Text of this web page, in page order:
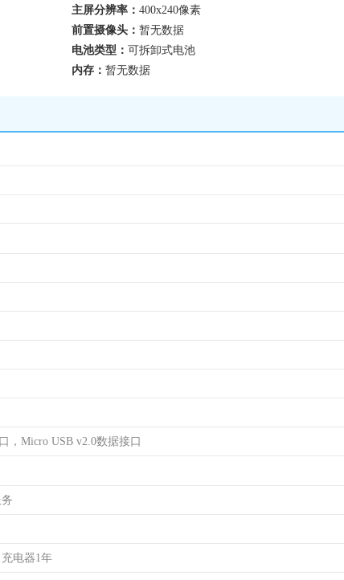
主屏分辨率： 400x240像素
前置摄像头： 暂无数据
电池类型： 可拆卸式电池
内存： 暂无数据
，Micro USB v2.0数据接口
电器1年